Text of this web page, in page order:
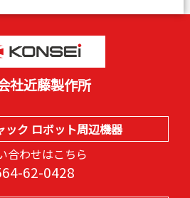
社近藤製作所
ック ロボット周辺機器
合わせはこちら
62-0428